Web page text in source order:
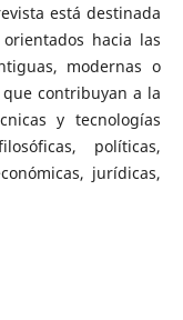
está destinada
hacia las
modernas o
contribuyan a la
y tecnologías
políticas,
jurídicas,